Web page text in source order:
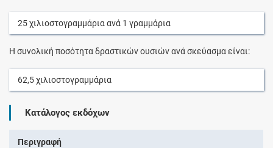
25χιλιοστογραμμάριαανά 1 γραμμάρια
Η συνολική ποσότητα δραστικών ουσιών ανά σκεύασμα είναι:
62,5χιλιοστογραμμάρια
Κατάλογος εκδόχων
Περιγραφή